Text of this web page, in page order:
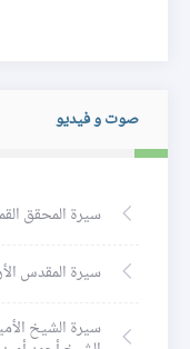
صوت و فيديو
سيرة المحقق
سيرة المقدس
سيرة الشيخ